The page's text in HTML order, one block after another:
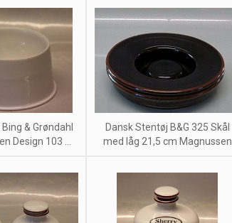
& Grøndahl
Design 103 ...
Dansk Stentøj B&G 325 Skål
med låg 21,5 cm Magnussen